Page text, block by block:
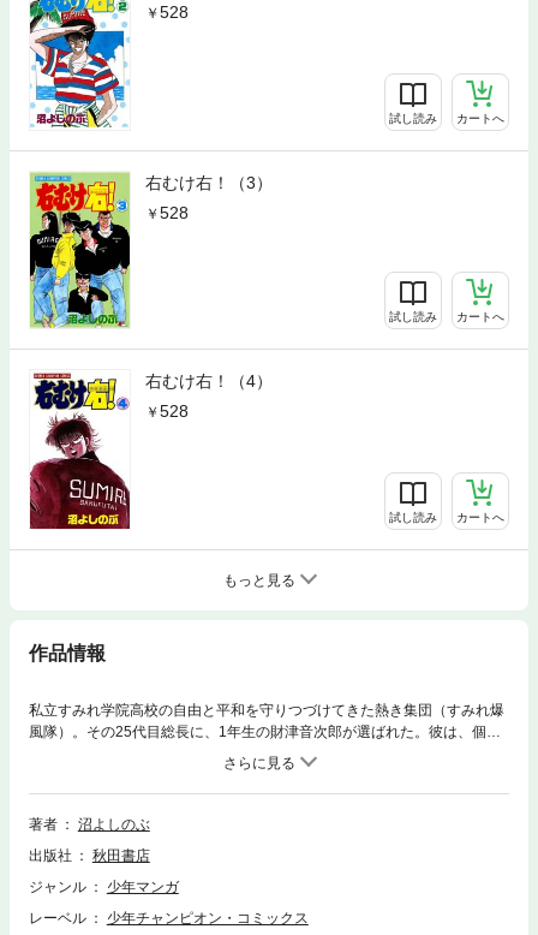
528
試し読み カートへ
右むけ右！（3）
528
試し読み カートへ
右むけ右！（4）
528
試し読み カートへ
もっと見る
作品情報
私立すみれ学院高校の自由と平和を守りつづけてきた熱き集団（すみれ爆
風隊）。その25代目総長に、1年生の財津音次郎が選ばれた。彼は、個性
豊かな４人の同級生とともに新爆風隊を結成。それを快く思わない連中の
反撃も押え、次第に実力を発揮する。この男、ただのお山の大将ではな
い！
著者
沼よしのぶ
出版社
秋田書店
ジャンル
少年マンガ
レーベル
少年チャンピオン・コミックス